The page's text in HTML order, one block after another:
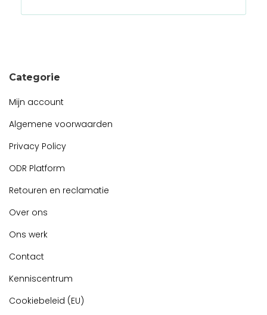
Categorie
Mijn account
Algemene voorwaarden
Privacy Policy
ODR Platform
Retouren en reclamatie
Over ons
Ons werk
Contact
Kenniscentrum
Cookiebeleid (EU)